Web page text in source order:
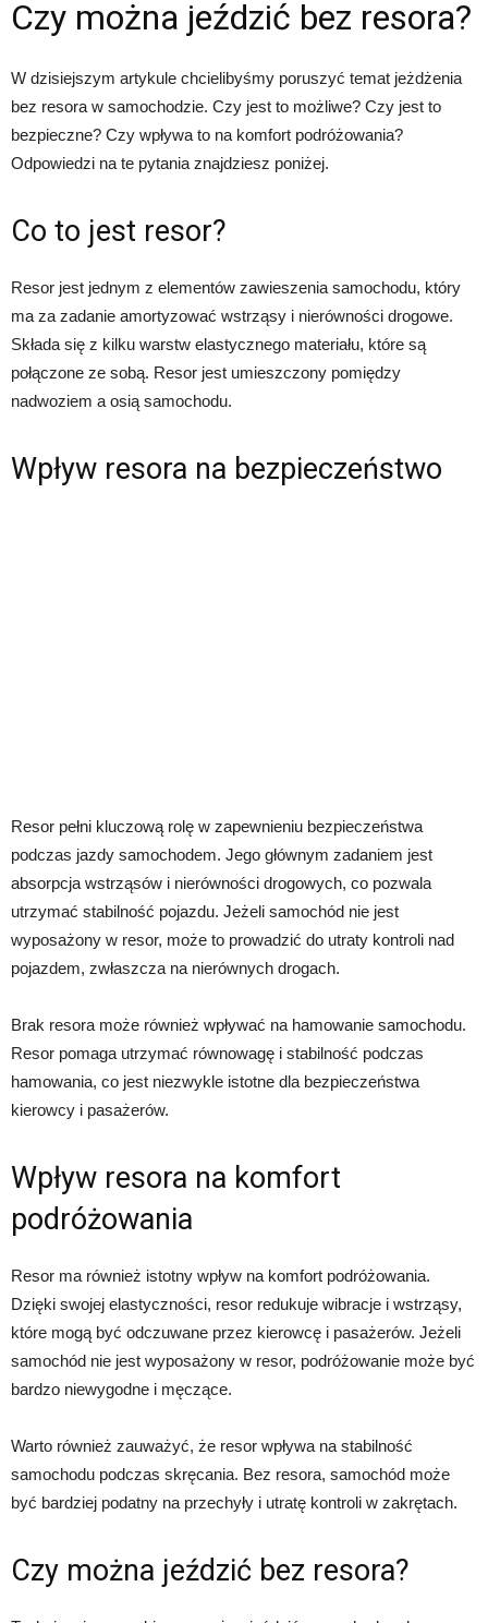
Czy można jeździć bez resora?
W dzisiejszym artykule chcielibyśmy poruszyć temat jeżdżenia
bez resora w samochodzie. Czy jest to możliwe? Czy jest to
bezpieczne? Czy wpływa to na komfort podróżowania?
Odpowiedzi na te pytania znajdziesz poniżej.
Co to jest resor?
Resor jest jednym z elementów zawieszenia samochodu, który
ma za zadanie amortyzować wstrząsy i nierówności drogowe.
Składa się z kilku warstw elastycznego materiału, które są
połączone ze sobą. Resor jest umieszczony pomiędzy
nadwoziem a osią samochodu.
Wpływ resora na bezpieczeństwo
Resor pełni kluczową rolę w zapewnieniu bezpieczeństwa
podczas jazdy samochodem. Jego głównym zadaniem jest
absorpcja wstrząsów i nierówności drogowych, co pozwala
utrzymać stabilność pojazdu. Jeżeli samochód nie jest
wyposażony w resor, może to prowadzić do utraty kontroli nad
pojazdem, zwłaszcza na nierównych drogach.
Brak resora może również wpływać na hamowanie samochodu.
Resor pomaga utrzymać równowagę i stabilność podczas
hamowania, co jest niezwykle istotne dla bezpieczeństwa
kierowcy i pasażerów.
Wpływ resora na komfort
podróżowania
Resor ma również istotny wpływ na komfort podróżowania.
Dzięki swojej elastyczności, resor redukuje wibracje i wstrząsy,
które mogą być odczuwane przez kierowcę i pasażerów. Jeżeli
samochód nie jest wyposażony w resor, podróżowanie może być
bardzo niewygodne i męczące.
Warto również zauważyć, że resor wpływa na stabilność
samochodu podczas skręcania. Bez resora, samochód może
być bardziej podatny na przechyły i utratę kontroli w zakrętach.
Czy można jeździć bez resora?